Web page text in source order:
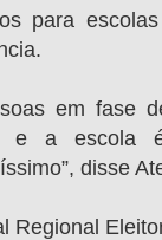
para
em fase
e a escola
disse
Regional